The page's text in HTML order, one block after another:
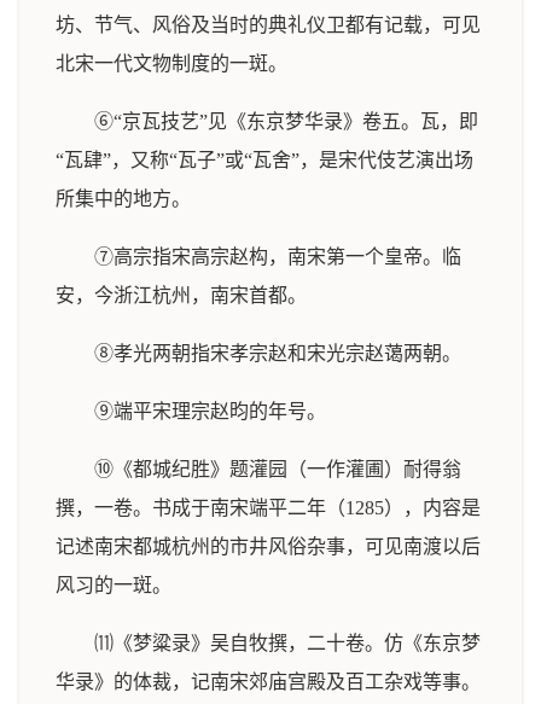
坊、节气、风俗及当时的典礼仪卫都有记载，可见
北宋一代文物制度的一斑。
⑥“京瓦技艺”见《东京梦华录》卷五。瓦，即
“瓦肆”，又称“瓦子”或“瓦舍”，是宋代伎艺演出场
所集中的地方。
⑦高宗指宋高宗赵构，南宋第一个皇帝。临
安，今浙江杭州，南宋首都。
⑧孝光两朝指宋孝宗赵和宋光宗赵蔼两朝。
⑨端平宋理宗赵昀的年号。
⑩《都城纪胜》题灌园（一作灌圃）耐得翁
撰，一卷。书成于南宋端平二年（1285），内容是
记述南宋都城杭州的市井风俗杂事，可见南渡以后
风习的一斑。
⑾《梦粱录》吴自牧撰，二十卷。仿《东京梦
华录》的体裁，记南宋郊庙宫殿及百工杂戏等事。